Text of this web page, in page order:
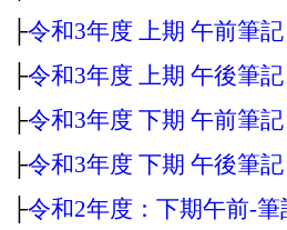
├令和3年度 上期 午前筆記
├令和3年度 上期 午後筆記
├令和3年度 下期 午前筆記
├令和3年度 下期 午後筆記
├令和2年度：下期午前‐筆